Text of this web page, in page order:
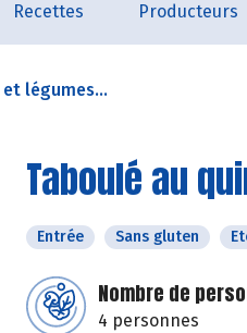
Recettes Producteurs
légumes...
Taboulé au
Entrée Sans gluten
Nombre de
4 personnes